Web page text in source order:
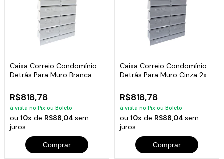
Caixa Correio Condomínio
Detrás Para Muro Branca
R$818,78
à vista no Pix ou Boleto
ou10x de R$88,04sem
juros
Comprar
Caixa Correio Condomínio
Detrás Para Muro Cinza 2x5
R$818,78
à vista no Pix ou Boleto
ou 10xde R$88,04 sem
juros
Comprar